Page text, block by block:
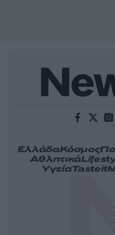
ΕλλάδαΚόσμος
Αθλητικά
ΥγείαTasteit